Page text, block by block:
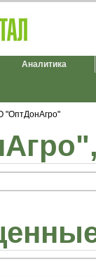
Аналитика
"ОптДонАгро"